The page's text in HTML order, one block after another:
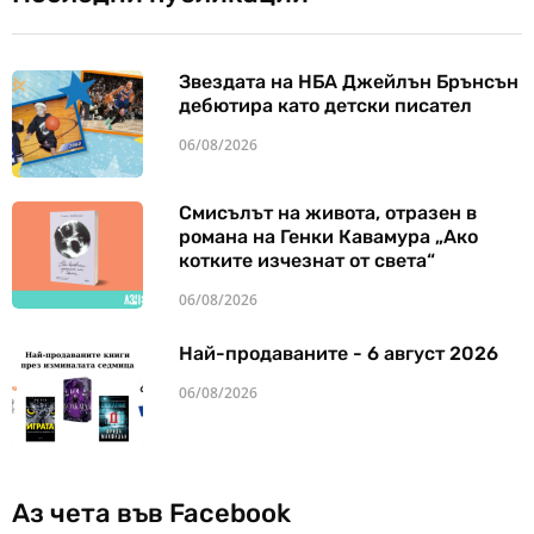
Звездата на НБА Джейлън Брънсън
дебютира като детски писател
06/08/2026
Смисълът на живота, отразен в
романа на Генки Кавамура „Ако
котките изчезнат от света“
06/08/2026
Най-продаваните - 6 август 2026
06/08/2026
Аз чета във Facebook